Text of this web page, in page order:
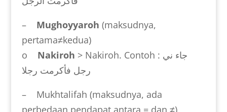
– Mughoyyaroh (maksudnya,
pertama≠kedua)
o Nakiroh > Nakiroh. Contoh : جاء ني
رجل فأكرمت رجلا
– Mukhtalifah (maksudnya, ada
perbedaan pendapat antara = dan ≠)